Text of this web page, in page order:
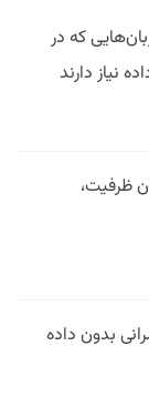
که در
نیاز دارند
ظرفیت،
بدون داده